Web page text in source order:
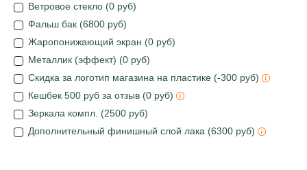
Ветровое стекло (0 руб)
Фальш бак (6800 руб)
Жаропонижающий экран (0 руб)
Металлик (эффект) (0 руб)
Скидка за логотип магазина на пластике (-300 руб)
Кешбек 500 руб за отзыв (0 руб)
Зеркала компл. (2500 руб)
Дополнительный финишный слой лака (6300 руб)